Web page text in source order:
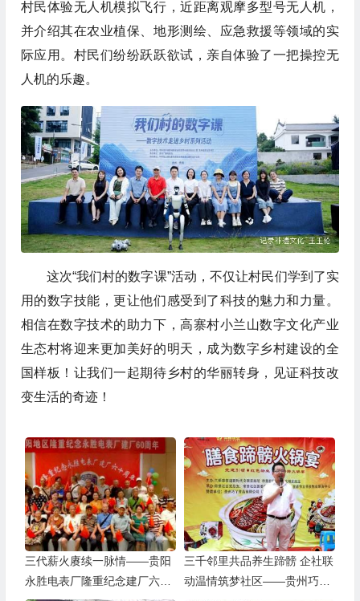
村民体验无人机模拟飞行，近距离观摩多型号无人机，
并介绍其在农业植保、地形测绘、应急救援等领域的实
际应用。村民们纷纷跃跃欲试，亲自体验了一把操控无
人机的乐趣。
这次“我们村的数字课”活动，不仅让村民们学到了实
用的数字技能，更让他们感受到了科技的魅力和力量。
相信在数字技术的助力下，高寨村小兰山数字文化产业
生态村将迎来更加美好的明天，成为数字乡村建设的全
国样板！让我们一起期待乡村的华丽转身，见证科技改
变生活的奇迹！
三代薪火赓续一脉情——贵阳
永胜电表厂隆重纪念建厂六十
三千邻里共品养生蹄髈 企社联
动温情筑梦社区——贵州巧丫